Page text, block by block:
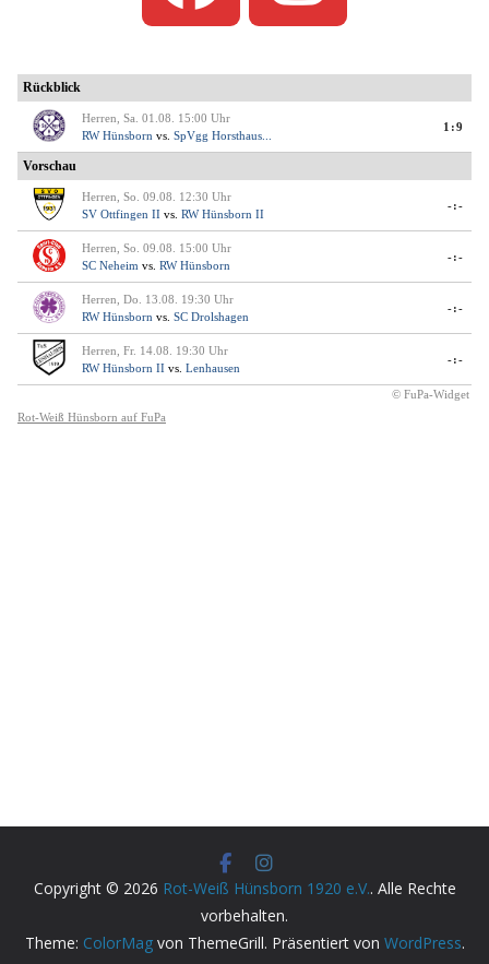
Copyright © 2026 Rot-Weiß Hünsborn 1920 e.V.. Alle Rechte
vorbehalten.
Theme: ColorMagvon ThemeGrill. Präsentiert von WordPress.